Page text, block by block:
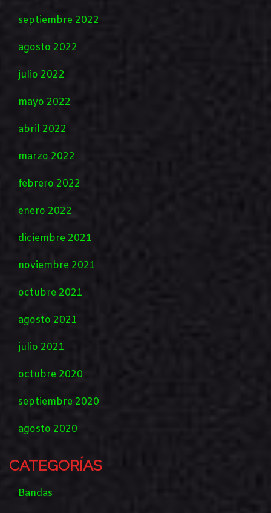
septiembre 2022
agosto 2022
julio 2022
mayo 2022
abril 2022
marzo 2022
febrero 2022
enero 2022
diciembre 2021
noviembre 2021
octubre 2021
agosto 2021
julio 2021
octubre 2020
septiembre 2020
agosto 2020
CATEGORÍAS
Bandas